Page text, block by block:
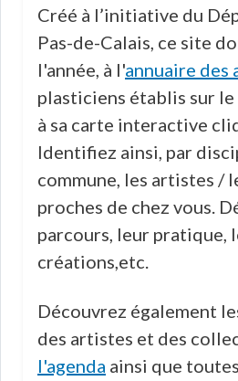
Créé à l’initiative du
Pas-de-Calais, ce site
l'année, à l'annuaire des
plasticiens établis sur
à sa carte interactive
Identifiez ainsi, par
commune, les artistes /
proches de chez vous.
parcours, leur pratique,
créations,etc.
Découvrez également
des artistes et des
l'agenda ainsi que